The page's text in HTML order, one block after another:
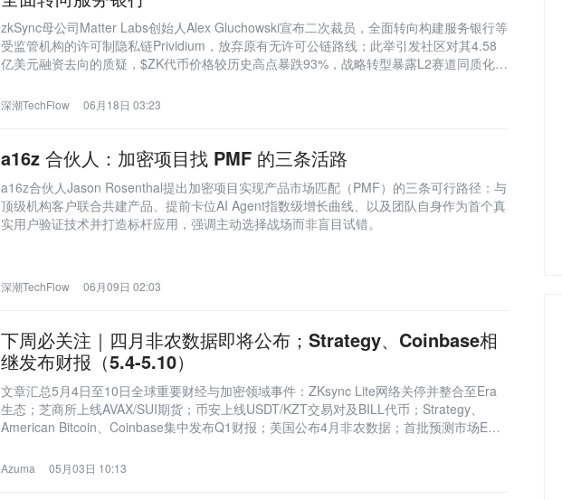
zkSync母公司Matter Labs创始人Alex Gluchowski宣布二次裁员，全面转向构建服务银行等
受监管机构的许可制隐私链Prividium，放弃原有无许可公链路线；此举引发社区对其4.58
亿美元融资去向的质疑，$ZK代币价格较历史高点暴跌93%，战略转型暴露L2赛道同质化困
深潮TechFlow 06月18日 03:23
a16z 合伙人：加密项目找 PMF 的三条活路
a16z合伙人Jason Rosenthal提出加密项目实现产品市场匹配（PMF）的三条可行路径：与
顶级机构客户联合共建产品、提前卡位AI Agent指数级增长曲线、以及团队自身作为首个真
实用户验证技术并打造标杆应用，强调主动选择战场而非盲目试错。
深潮TechFlow 06月09日 02:03
下周必关注｜四月非农数据即将公布；Strategy、Coinbase相
继发布财报（5.4-5.10）
文章汇总5月4日至10日全球重要财经与加密领域事件：ZKsync Lite网络关停并整合至Era
生态；芝商所上线AVAX/SUI期货；币安上线USDT/KZT交易对及BILL代币；Strategy、
American Bitcoin、Coinbase集中发布Q1财报；美国公布4月非农数据；首批预测市场ETF
Azuma 05月03日 10:13